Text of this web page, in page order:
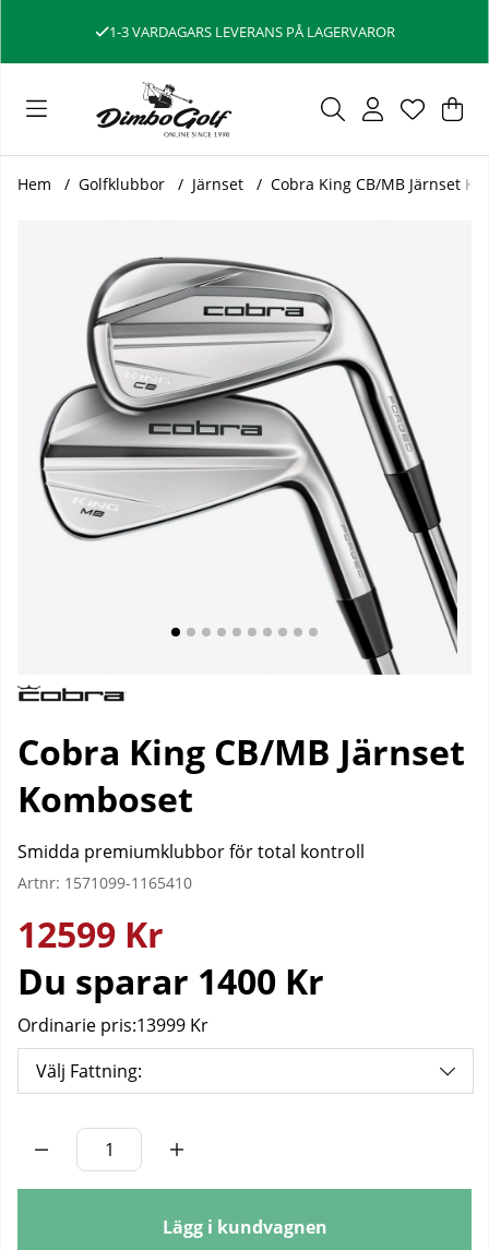
1-3 VARDAGARS LEVERANS PÅ LAGERVAROR
.
Hem Golfklubbor Järnset Cobra King CB/MB Järnset
Cobra King CB/MB Järnset
Komboset
Smidda premiumklubbor för total kontroll
Artnr: 1571099-1165410
12599 Kr
Du sparar 1400 Kr
Ordinarie pris:13999 Kr
Välj Fattning:
Lägg i kundvagnen